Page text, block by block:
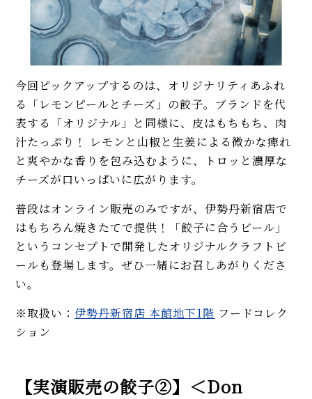
今回ピックアップするのは、オリジナリティあふれ
る「レモンピールとチーズ」の餃子。ブランドを代
表する「オリジナル」と同様に、皮はもちもち、肉
汁たっぷり！ レモンと山椒と生姜による微かな痺れ
と爽やかな香りを包み込むように、トロッと濃厚な
チーズが口いっぱいに広がります。
普段はオンライン販売のみですが、伊勢丹新宿店で
はもちろん焼きたてで提供！「餃子に合うビール」
というコンセプトで開発したオリジナルクラフトビ
ールも登場します。ぜひ一緒にお召しあがりくださ
い。
※取扱い： 伊勢丹新宿店 本館地下1階 フードコレク
ション
【実演販売の餃子②】＜Don